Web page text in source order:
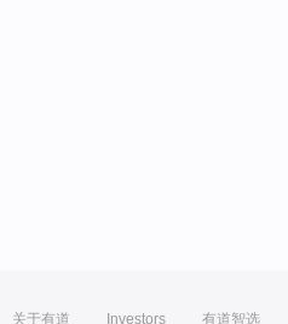
关于有道 Investors 有道智选